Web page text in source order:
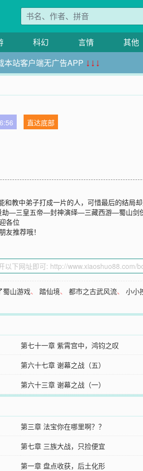
科幻 言情 其他
本站客户端无广告APP ↓↓↓
直达底部
教中弟子打成一片的人，可惜最后的结局
—三皇五帝—封神演绎—三藏西游—蜀山剑
各位
推荐哦！
蜀山游戏、 踏仙境、都市之古武风流、小小
第七十一章 紫霄宫中，鸿钧之叹
第六十七章 谢幕之战（五）
第六十三章 谢幕之战（一）
第三章 法宝你在哪里啊？？
第七章 三族大战，只捡便宜
第一章 盘点收获，后土化形